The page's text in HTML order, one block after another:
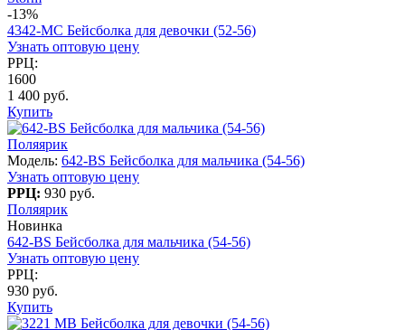
-13%
4342-МС Бейсболка для девочки (52-56)
Узнать оптовую цену
РРЦ:
1600
1 400 руб.
Купить
Поляярик
Модель: 642-BS Бейсболка для мальчика (54-56)
Узнать оптовую цену
РРЦ: 930 руб.
Поляярик
Новинка
642-BS Бейсболка для мальчика (54-56)
Узнать оптовую цену
РРЦ:
930 руб.
Купить